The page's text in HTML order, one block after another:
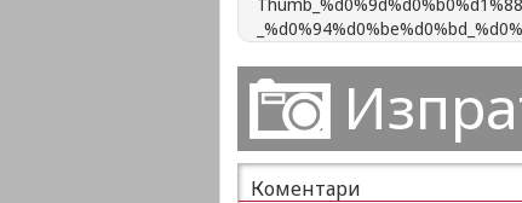
Коментари